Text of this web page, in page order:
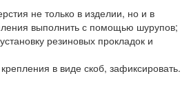
не только в изделии, но и в
выполнить с помощью шурупов;
резиновых прокладок и
крепления в виде скоб, зафиксировать.